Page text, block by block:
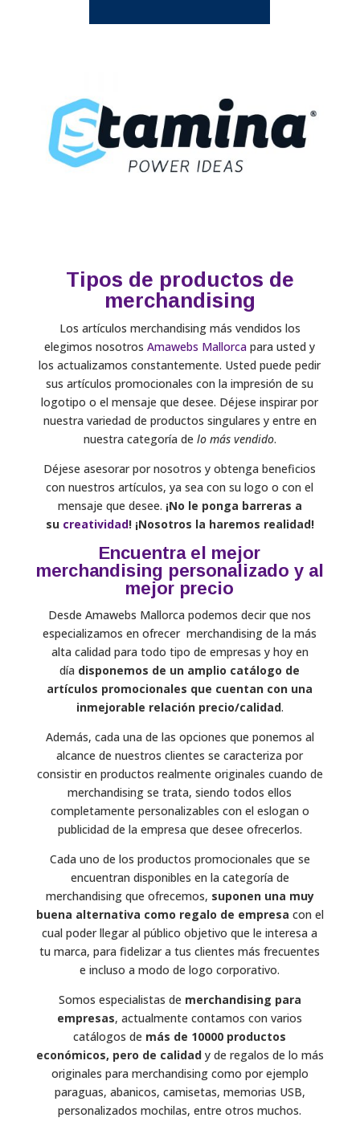
Tipos de productos de
merchandising
Los artículos merchandising más vendidos los
elegimos nosotros Amawebs Mallorca para usted y
los actualizamos constantemente. Usted puede pedir
sus artículos promocionales con la impresión de su
logotipo o el mensaje que desee. Déjese inspirar por
nuestra variedad de productos singulares y entre en
nuestra categoría de lo más vendido.
Déjese asesorar por nosotros y obtenga beneficios
con nuestros artículos, ya sea con su logo o con el
mensaje que desee. ¡No le ponga barreras a
su creatividad! ¡Nosotros la haremos realidad!
Encuentra el mejor
merchandising personalizado y al
mejor precio
Desde Amawebs Mallorca podemos decir que nos
especializamos en ofrecer merchandising de la más
alta calidad para todo tipo de empresas y hoy en
día disponemos de un amplio catálogo de
artículos promocionales que cuentan con una
inmejorable relación precio/calidad.
Además, cada una de las opciones que ponemos al
alcance de nuestros clientes se caracteriza por
consistir en productos realmente originales cuando de
merchandising se trata, siendo todos ellos
completamente personalizables con el eslogan o
publicidad de la empresa que desee ofrecerlos.
Cada uno de los productos promocionales que se
encuentran disponibles en la categoría de
merchandising que ofrecemos, suponen una muy
buena alternativa como regalo de empresa con el
cual poder llegar al público objetivo que le interesa a
tu marca, para fidelizar a tus clientes más frecuentes
e incluso a modo de logo corporativo.
Somos especialistas de merchandising para
empresas, actualmente contamos con varios
catálogos de más de 10000 productos
económicos, pero de calidady de regalos de lo más
originales para merchandising como por ejemplo
paraguas, abanicos, camisetas, memorias USB,
personalizados mochilas, entre otros muchos.